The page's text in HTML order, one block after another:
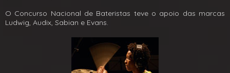
O Concurso Nacional de Bateristas teve o apoio das marcas
Ludwig, Audix, Sabian e Evans.